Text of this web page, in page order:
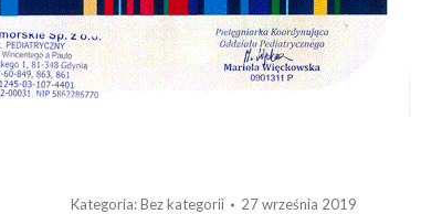
Kategoria:Bez kategorii 27 września 2019